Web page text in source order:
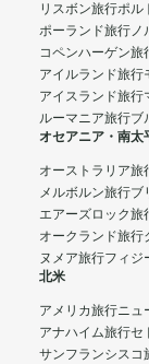
リスボン旅行ポル
ポーランド旅行ノ
コペンハーゲン旅
アイルランド旅行
アイスランド旅行
ルーマニア旅行ブ
オセアニア・南太
オーストラリア旅
メルボルン旅行ブ
エアーズロック旅
オークランド旅行
ヌメア旅行フィジ
北米
アメリカ旅行ニュ
アナハイム旅行セ
サンフランシスコ